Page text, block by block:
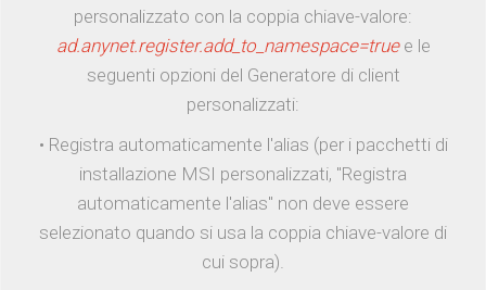
personalizzato con la coppia chiave-valore:
ad.anynet.register.add_to_namespace=true e le
seguenti opzioni del Generatore di client
personalizzati:
• Registra automaticamente l'alias (per i pacchetti di
installazione MSI personalizzati, "Registra
automaticamente l'alias" non deve essere
selezionato quando si usa la coppia chiave-valore di
cui sopra).